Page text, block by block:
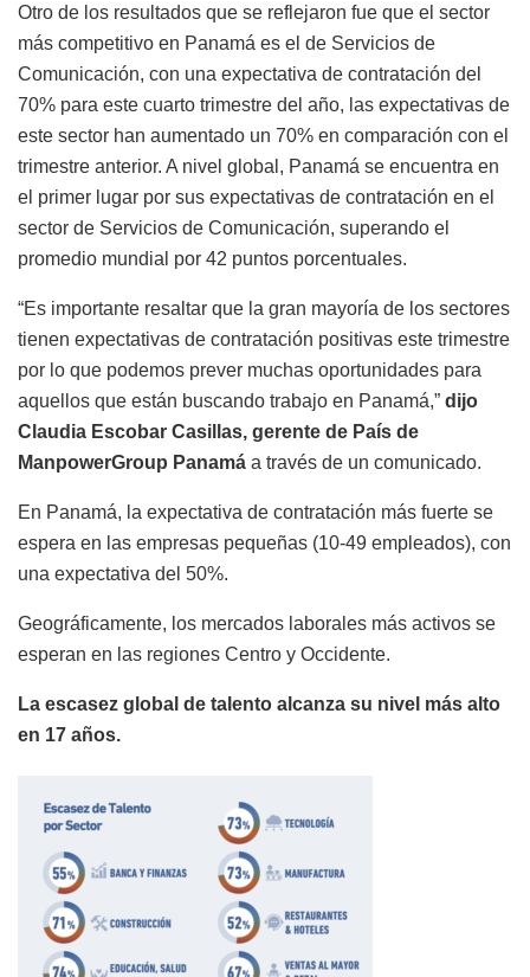
Otro de los resultados que se reflejaron fue que el sector
más competitivo en Panamá es el de Servicios de
Comunicación, con una expectativa de contratación del
70% para este cuarto trimestre del año, las expectativas de
este sector han aumentado un 70% en comparación con el
trimestre anterior. A nivel global, Panamá se encuentra en
el primer lugar por sus expectativas de contratación en el
sector de Servicios de Comunicación, superando el
promedio mundial por 42 puntos porcentuales.
“Es importante resaltar que la gran mayoría de los sectores
tienen expectativas de contratación positivas este trimestre
por lo que podemos prever muchas oportunidades para
aquellos que están buscando trabajo en Panamá,” dijo
Claudia Escobar Casillas, gerente de País de
ManpowerGroup Panamá a través de un comunicado.
En Panamá, la expectativa de contratación más fuerte se
espera en las empresas pequeñas (10-49 empleados), con
una expectativa del 50%.
Geográficamente, los mercados laborales más activos se
esperan en las regiones Centro y Occidente.
La escasez global de talento alcanza su nivel más alto
en 17 años.